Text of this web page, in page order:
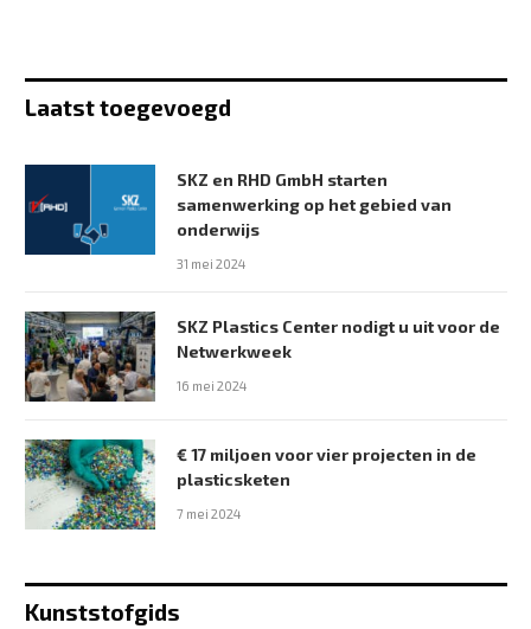
Laatst toegevoegd
SKZ en RHD GmbH starten
samenwerking op het gebied van
onderwijs
31 mei 2024
SKZ Plastics Center nodigt u uit voor de
Netwerkweek
16 mei 2024
€ 17 miljoen voor vier projecten in de
plasticsketen
7 mei 2024
Kunststofgids